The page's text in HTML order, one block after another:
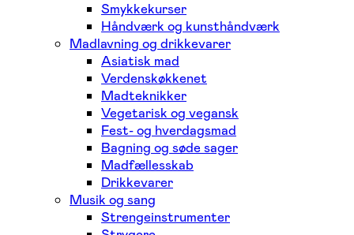
Smykkekurser
Håndværk og kunsthåndværk
Madlavning og drikkevarer
Asiatisk mad
Verdenskøkkenet
Madteknikker
Vegetarisk og vegansk
Fest- og hverdagsmad
Bagning og søde sager
Madfællesskab
Drikkevarer
Musik og sang
Strengeinstrumenter